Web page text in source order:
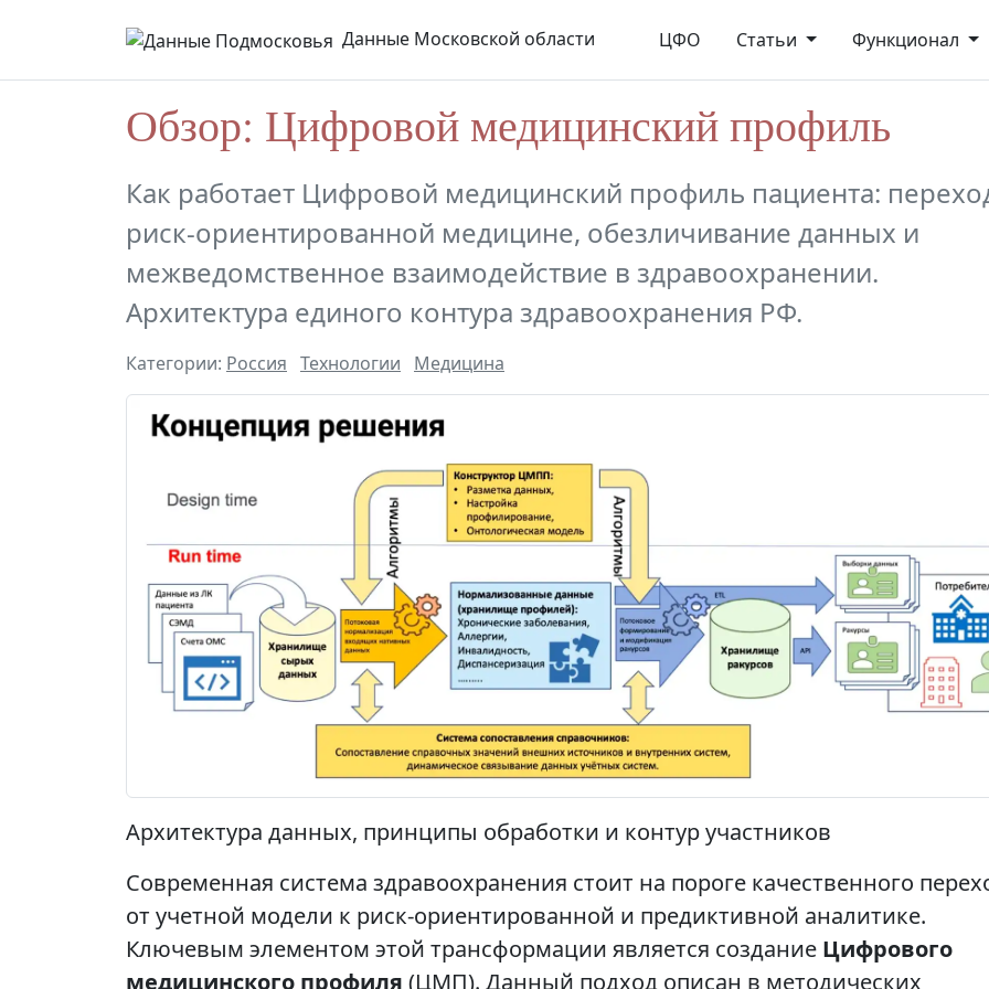
Данные Московской области ЦФО Статьи Функционал
Обзор: Цифровой медицинский профиль
Как работает Цифровой медицинский профиль пациента:
риск-ориентированной медицине, обезличивание данных и
межведомственное взаимодействие в здравоохранении.
Архитектура единого контура здравоохранения РФ.
Категории: Россия Технологии Медицина
Архитектура данных, принципы обработки и контур участников
Современная система здравоохранения стоит на пороге качественного
от учетной модели к риск-ориентированной и предиктивной аналитике.
Ключевым элементом этой трансформации является создание Цифрового
медицинского профиля (ЦМП). Данный подход описан в методических